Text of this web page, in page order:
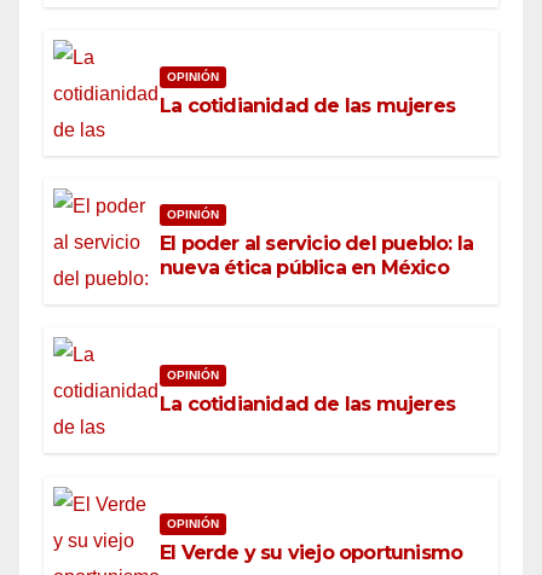
OPINIÓN
La cotidianidad de las mujeres
OPINIÓN
El poder al servicio del pueblo: la
nueva ética pública en México
OPINIÓN
La cotidianidad de las mujeres
OPINIÓN
El Verde y su viejo oportunismo